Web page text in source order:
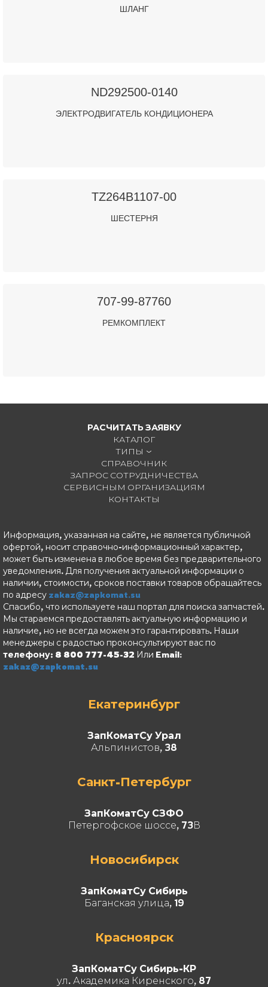
ШЛАНГ
ND292500-0140
ЭЛЕКТРОДВИГАТЕЛЬ КОНДИЦИОНЕРА
TZ264B1107-00
ШЕСТЕРНЯ
707-99-87760
РЕМКОМПЛЕКТ
РАСЧИТАТЬ ЗАЯВКУ
КАТАЛОГ
ТИПЫ
СПРАВОЧНИК
ЗАПРОС СОТРУДНИЧЕСТВА
СЕРВИСНЫМ ОРГАНИЗАЦИЯМ
КОНТАКТЫ
Информация, указанная на сайте, не является публичной
офертой, носит справочно-информационный характер,
может быть изменена в любое время без предварительного
уведомления. Для получения актуальной информации о
наличии, стоимости, сроков поставки товаров обращайтесь
по адресу zakaz@zapkomat.su
Спасибо, что используете наш портал для поиска запчастей.
Мы стараемся предоставлять актуальную информацию и
наличие, но не всегда можем это гарантировать. Наши
менеджеры с радостью проконсультируют вас по
телефону: 8 800 777-45-32 Или Email:
zakaz@zapkomat.su
Екатеринбург
ЗапКоматСу Урал
Альпинистов, 38
Санкт-Петербург
ЗапКоматСу СЗФО
Петергофское шоссе, 73В
Новосибирск
ЗапКоматСу Сибирь
Баганская улица, 19
Красноярск
ЗапКоматСу Сибирь-КР
ул. Академика Киренского, 87